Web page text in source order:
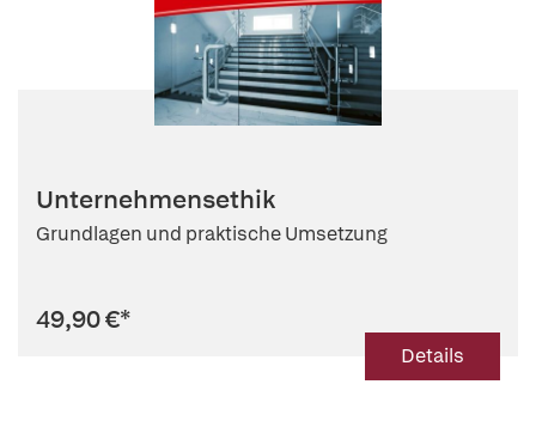
Unternehmensethik
Grundlagen und praktische Umsetzung
49,90 €*
Details